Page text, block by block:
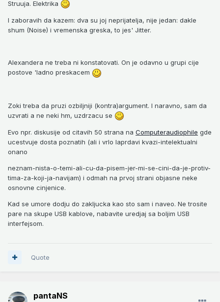
Struuja. Elektrika
I zaboravih da kazem: dva su joj neprijatelja, nije jedan: dakle
shum (Noise) i vremenska greska, to jes' Jitter.
Alexandera ne treba ni konstatovati. On je odavno u grupi cije
postove 'ladno preskacem
Zoki treba da pruzi ozbiljniji (kontra)argument. I naravno, sam da
uzvrati a ne neki hm, uzdrzacu se
Evo npr. diskusije od citavih 50 strana na Computeraudiophile gde
ucestvuje dosta poznatih (ali i vrlo laprdavi kvazi-intelektualni
onano
neznam-nista-o-temi-ali-cu-da-pisem-jer-mi-se-cini-da-je-protiv-
tima-za-koji-ja-navijam) i odmah na prvoj strani objasne neke
osnovne cinjenice.
Kad se umore dodju do zakljucka kao sto sam i naveo. Ne trosite
pare na skupe USB kablove, nabavite uredjaj sa boljim USB
interfejsom.
Quote
pantaNS